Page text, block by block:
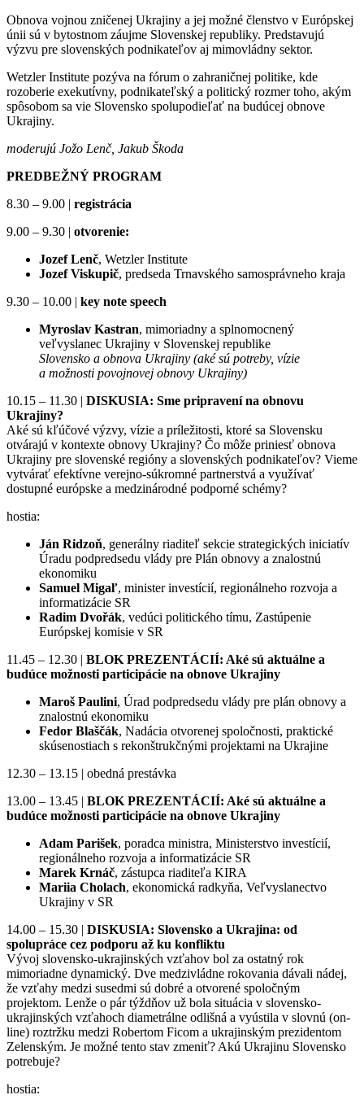
Obnova vojnou zničenej Ukrajiny a jej možné členstvo v Európskej
únii sú v bytostnom záujme Slovenskej republiky. Predstavujú
výzvu pre slovenských podnikateľov aj mimovládny sektor.
Wetzler Institute pozýva na fórum o zahraničnej politike, kde
rozoberie exekutívny, podnikateľský a politický rozmer toho, akým
spôsobom sa vie Slovensko spolupodieľať na budúcej obnove
Ukrajiny.
moderujú Jožo Lenč, Jakub Škoda
PREDBEŽNÝ PROGRAM
8.30 – 9.00 | registrácia
9.00 – 9.30 | otvorenie:
Jozef Lenč, Wetzler Institute
Jozef Viskupič, predseda Trnavského samosprávneho kraja
9.30 – 10.00 | key note speech
Myroslav Kastran, mimoriadny a splnomocnený
veľvyslanec Ukrajiny v Slovenskej republike
Slovensko a obnova Ukrajiny (aké sú potreby, vízie
a možnosti povojnovej obnovy Ukrajiny)
10.15 – 11.30 | DISKUSIA: Sme pripravení na obnovu
Ukrajiny?
Aké sú kľúčové výzvy, vízie a príležitosti, ktoré sa Slovensku
otvárajú v kontexte obnovy Ukrajiny? Čo môže priniesť obnova
Ukrajiny pre slovenské regióny a slovenských podnikateľov? Vieme
vytvárať efektívne verejno-súkromné partnerstvá a využívať
dostupné európske a medzinárodné podporné schémy?
hostia:
Ján Ridzoň, generálny riaditeľ sekcie strategických iniciatív
Úradu podpredsedu vlády pre Plán obnovy a znalostnú
ekonomiku
Samuel Migaľ, minister investícií, regionálneho rozvoja a
informatizácie SR
Radim Dvořák, vedúci politického tímu, Zastúpenie
Európskej komisie v SR
11.45 – 12.30 | BLOK PREZENTÁCIÍ: Aké sú aktuálne a
budúce možnosti participácie na obnove Ukrajiny
Maroš Paulini, Úrad podpredsedu vlády pre plán obnovy a
znalostnú ekonomiku
Fedor Blaščák, Nadácia otvorenej spoločnosti, praktické
skúsenostiach s rekonštrukčnými projektami na Ukrajine
12.30 – 13.15 | obedná prestávka
13.00 – 13.45 | BLOK PREZENTÁCIÍ: Aké sú aktuálne a
budúce možnosti participácie na obnove Ukrajiny
Adam Parišek, poradca ministra, Ministerstvo investícií,
regionálneho rozvoja a informatizácie SR
Marek Krnáč, zástupca riaditeľa KIRA
Mariia Cholach, ekonomická radkyňa, Veľvyslanectvo
Ukrajiny v SR
14.00 – 15.30 | DISKUSIA: Slovensko a Ukrajina: od
spolupráce cez podporu až ku konfliktu
Vývoj slovensko-ukrajinských vzťahov bol za ostatný rok
mimoriadne dynamický. Dve medzivládne rokovania dávali nádej,
že vzťahy medzi susedmi sú dobré a otvorené spoločným
projektom. Lenže o pár týždňov už bola situácia v slovensko-
ukrajinských vzťahoch diametrálne odlišná a vyústila v slovnú (on-
line) roztržku medzi Robertom Ficom a ukrajinským prezidentom
Zelenským. Je možné tento stav zmeniť? Akú Ukrajinu Slovensko
potrebuje?
hostia: